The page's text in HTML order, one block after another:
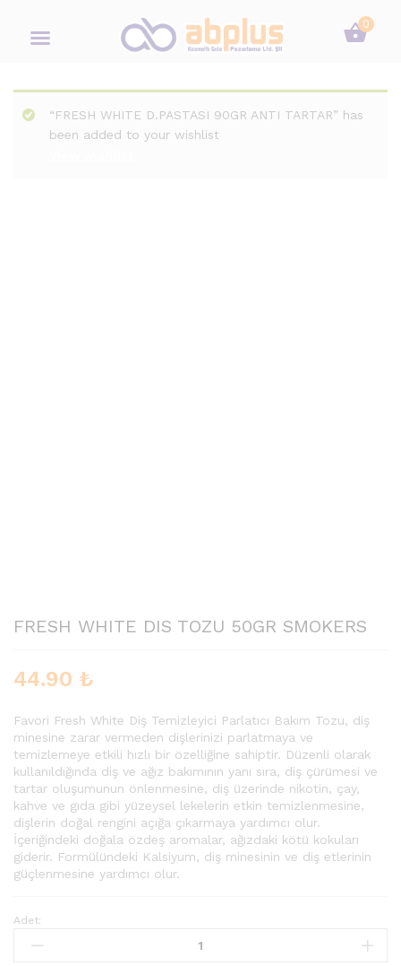
0
“FRESH WHITE D.PASTASI 90GR ANTI TARTAR” has
been added to your wishlist
FRESH WHITE DIS TOZU 50GR SMOKERS
44.90 ₺
Favori Fresh White Diş Temizleyici Parlatıcı Bakım Tozu, diş
minesine zarar vermeden dişlerinizi parlatmaya ve
temizlemeye etkili hızlı bir özelliğine sahiptir. Düzenli olarak
kullanıldığında diş ve ağız bakımının yanı sıra, diş çürümesi ve
tartar oluşumunun önlenmesine, diş üzerinde nikotin, çay,
kahve ve gıda gibi yüzeysel lekelerin etkin temizlenmesine,
dişlerin doğal rengini açığa çıkarmaya yardımcı olur.
İçeriğindeki doğala özdeş aromalar, ağızdaki kötü kokuları
giderir. Formülündeki Kalsiyum, diş minesinin ve diş etlerinin
güçlenmesine yardımcı olur.
Adet: